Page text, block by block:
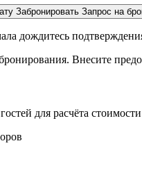
Забронировать Запрос на
дождитесь
Внесите
для расчёта